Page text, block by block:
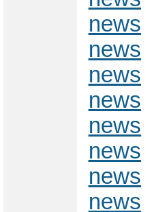
news
news
news
news
news
news
news
news